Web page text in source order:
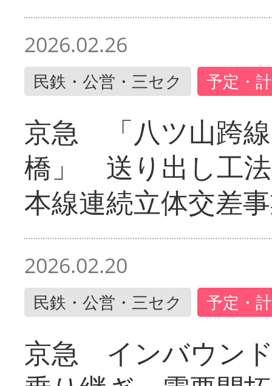
2026.02.26
民鉄・公営・三セク 予定・
京急 「八ツ山跨
橋」 送り出し工
本線連続立体交差
2026.02.20
民鉄・公営・三セク 予定・
京急 インバウン